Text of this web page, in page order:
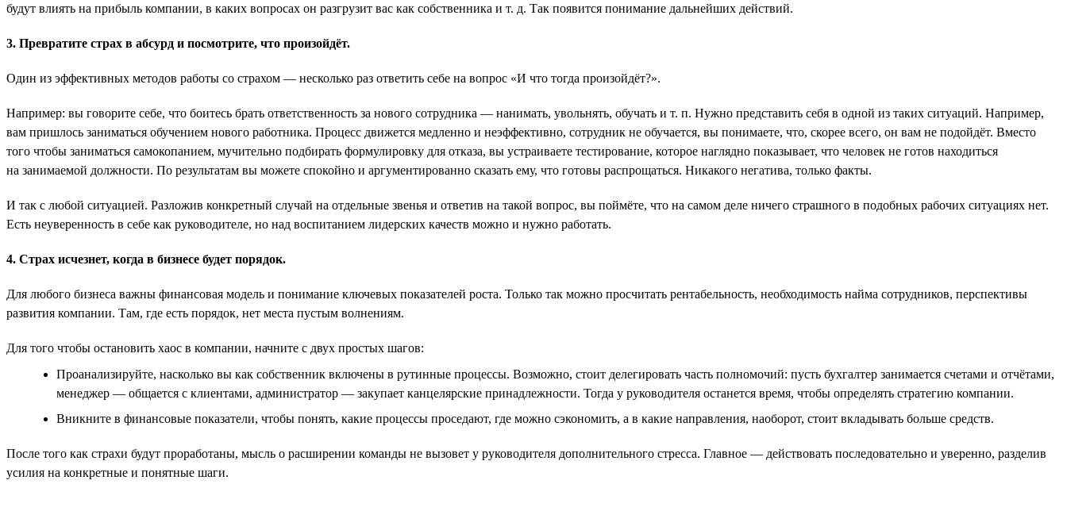
будут влиять на прибыль компании, в каких вопросах он разгрузит вас как собственника и т. д. Так появится понимание дальнейших действий.
3. Превратите страх в абсурд и посмотрите, что произойдёт.
Один из эффективных методов работы со страхом — несколько раз ответить себе на вопрос «И что тогда произойдёт?».
Например: вы говорите себе, что боитесь брать ответственность за нового сотрудника — нанимать, увольнять, обучать и т. п. Нужно представить себя в одной из таких ситуаций. Например,
вам пришлось заниматься обучением нового работника. Процесс движется медленно и неэффективно, сотрудник не обучается, вы понимаете, что, скорее всего, он вам не подойдёт. Вместо
того чтобы заниматься самокопанием, мучительно подбирать формулировку для отказа, вы устраиваете тестирование, которое наглядно показывает, что человек не готов находиться
на занимаемой должности. По результатам вы можете спокойно и аргументированно сказать ему, что готовы распрощаться. Никакого негатива, только факты.
И так с любой ситуацией. Разложив конкретный случай на отдельные звенья и ответив на такой вопрос, вы поймёте, что на самом деле ничего страшного в подобных рабочих ситуациях нет.
Есть неуверенность в себе как руководителе, но над воспитанием лидерских качеств можно и нужно работать.
4. Страх исчезнет, когда в бизнесе будет порядок.
Для любого бизнеса важны финансовая модель и понимание ключевых показателей роста. Только так можно просчитать рентабельность, необходимость найма сотрудников, перспективы
развития компании. Там, где есть порядок, нет места пустым волнениям.
Для того чтобы остановить хаос в компании, начните с двух простых шагов:
Проанализируйте, насколько вы как собственник включены в рутинные процессы. Возможно, стоит делегировать часть полномочий: пусть бухгалтер занимается счетами и отчётами,
менеджер — общается с клиентами, администратор — закупает канцелярские принадлежности. Тогда у руководителя останется время, чтобы определять стратегию компании.
Вникните в финансовые показатели, чтобы понять, какие процессы проседают, где можно сэкономить, а в какие направления, наоборот, стоит вкладывать больше средств.
После того как страхи будут проработаны, мысль о расширении команды не вызовет у руководителя дополнительного стресса. Главное — действовать последовательно и уверенно, разделив
усилия на конкретные и понятные шаги.